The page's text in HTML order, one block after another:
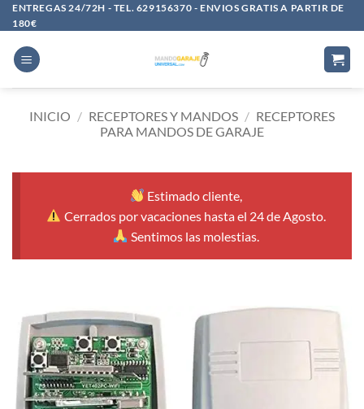
Saltar
al
contenido
ENTREGAS 24/72H - TEL. 629156370 - ENVIOS GRATIS A PARTIR DE
180€
INICIO / RECEPTORES Y MANDOS / RECEPTORES
PARA MANDOS DE GARAJE
Estimado cliente,
Cerrados por vacaciones hasta el 24 de Agosto.
Sentimos las molestias.